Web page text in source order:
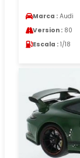
Marca : Audi
Version : 80
Escala : 1/18